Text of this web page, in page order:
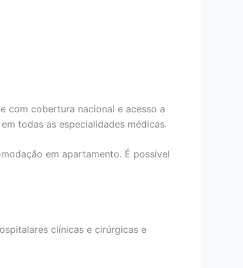
com cobertura nacional e acesso a
todas as especialidades médicas.
em apartamento. É possível
clínicas e cirúrgicas e